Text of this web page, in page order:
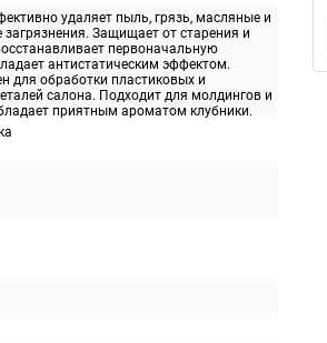
удаляет пыль, грязь, масляные и
загрязнения. Защищает от старения и
первоначальную
антистатическим эффектом.
для обработки пластиковых и
салона. Подходит для молдингов и
приятным ароматом клубники.